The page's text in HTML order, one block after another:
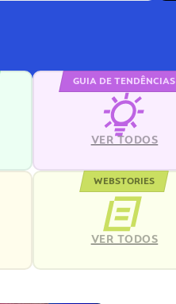
GUIA DE TENDÊNCIAS
VER TODOS
WEBSTORIES
VER TODOS